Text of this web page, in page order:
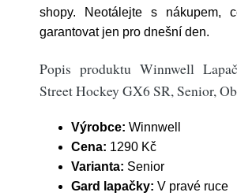
shopy. Neotálejte s nákupem,
garantovat jen pro dnešní den.
Popis produktu Winnwell
Street Hockey GX6 SR, Senior,
Výrobce: Winnwell
Cena: 1290 Kč
Varianta: Senior
Gard lapačky: V pravé ruce